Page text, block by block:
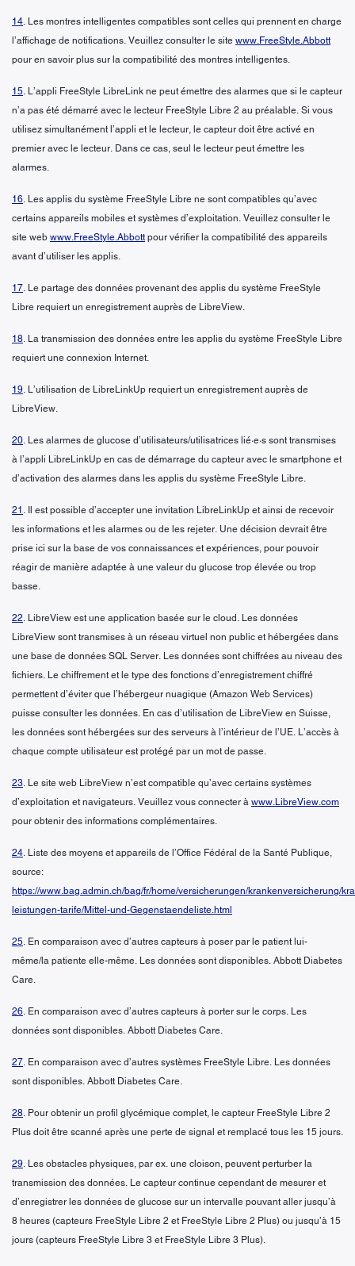
14. Les montres intelligentes compatibles sont celles qui prennent en charge
l’affichage de notifications. Veuillez consulter le site www.FreeStyle.Abbott
pour en savoir plus sur la compatibilité des montres intelligentes.
15. L’appli FreeStyle LibreLink ne peut émettre des alarmes que si le capteur
n’a pas été démarré avec le lecteur FreeStyle Libre 2 au préalable. Si vous
utilisez simultanément l’appli et le lecteur, le capteur doit être activé en
premier avec le lecteur. Dans ce cas, seul le lecteur peut émettre les
alarmes.
16. Les applis du système FreeStyle Libre ne sont compatibles qu’avec
certains appareils mobiles et systèmes d’exploitation. Veuillez consulter le
site web www.FreeStyle.Abbott pour vérifier la compatibilité des appareils
avant d’utiliser les applis.
17. Le partage des données provenant des applis du système FreeStyle
Libre requiert un enregistrement auprès de LibreView.
18. La transmission des données entre les applis du système FreeStyle Libre
requiert une connexion Internet.
19. L’utilisation de LibreLinkUp requiert un enregistrement auprès de
LibreView.
20. Les alarmes de glucose d’utilisateurs/utilisatrices lié·e·s sont transmises
à l’appli LibreLinkUp en cas de démarrage du capteur avec le smartphone et
d’activation des alarmes dans les applis du système FreeStyle Libre.
21 . Il est possible d’accepter une invitation LibreLinkUp et ainsi de recevoir
les informations et les alarmes ou de les rejeter. Une décision devrait être
prise ici sur la base de vos connaissances et expériences, pour pouvoir
réagir de manière adaptée à une valeur du glucose trop élevée ou trop
basse.
22. LibreView est une application basée sur le cloud. Les données
LibreView sont transmises à un réseau virtuel non public et hébergées dans
une base de données SQL Server. Les données sont chiffrées au niveau des
fichiers. Le chiffrement et le type des fonctions d’enregistrement chiffré
permettent d’éviter que l’hébergeur nuagique (Amazon Web Services)
puisse consulter les données. En cas d’utilisation de LibreView en Suisse,
les données sont hébergées sur des serveurs à l’intérieur de l’UE. L’accès à
chaque compte utilisateur est protégé par un mot de passe.
23. Le site web LibreView n’est compatible qu’avec certains systèmes
d’exploitation et navigateurs. Veuillez vous connecter à www.LibreView.com
pour obtenir des informations complémentaires.
24. Liste des moyens et appareils de l’Office Fédéral de la Santé Publique,
source:
https://www.bag.admin.ch/bag/fr/home/versicherungen/krankenversicherung/
leistungen-tarife/Mittel-und-Gegenstaendeliste.html
25. En comparaison avec d’autres capteurs à poser par le patient lui-
même/la patiente elle-même. Les données sont disponibles. Abbott Diabetes
Care.
26. En comparaison avec d’autres capteurs à porter sur le corps. Les
données sont disponibles. Abbott Diabetes Care.
27. En comparaison avec d’autres systèmes FreeStyle Libre. Les données
sont disponibles. Abbott Diabetes Care.
28. Pour obtenir un profil glycémique complet, le capteur FreeStyle Libre 2
Plus doit être scanné après une perte de signal et remplacé tous les 15 jours.
29. Les obstacles physiques, par ex. une cloison, peuvent perturber la
transmission des données. Le capteur continue cependant de mesurer et
d’enregistrer les données de glucose sur un intervalle pouvant aller jusqu’à
8 heures (capteurs FreeStyle Libre 2 et FreeStyle Libre 2 Plus) ou jusqu’à 15
jours (capteurs FreeStyle Libre 3 et FreeStyle Libre 3 Plus).